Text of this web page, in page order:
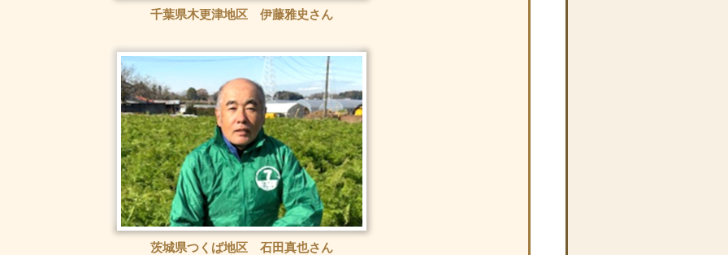
千葉県木更津地区 伊藤雅史さん
茨城県つくば地区 石田真也さん